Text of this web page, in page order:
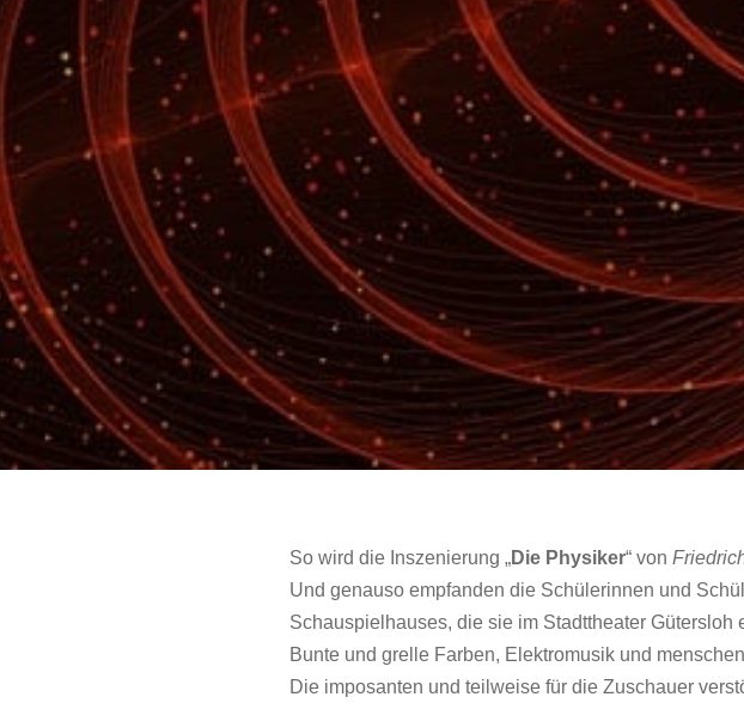
So wird die Inszenierung „Die Physiker“ von
Und genauso empfanden die Schülerinnen und
Schauspielhauses, die sie im Stadttheater Gütersloh
Bunte und grelle Farben, Elektromusik und
Die imposanten und teilweise für die Zuschauer